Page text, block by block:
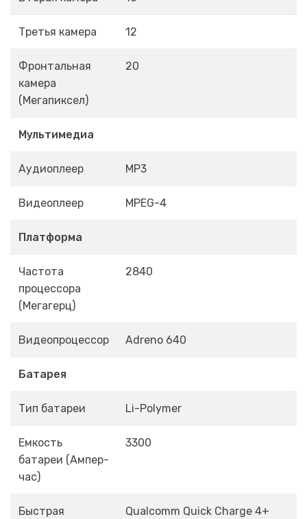
Третья камера 12
Фронтальная
камера
(Мегапиксел)
20
Мультимедиа
Аудиоплеер MP3
Видеоплеер MPEG-4
Платформа
Частота
процессора
(Мегагерц)
2840
Видеопроцессор Adreno 640
Батарея
Тип батареи Li-Polymer
Емкость
батареи (Ампер-
час)
3300
Быстрая
Qualcomm Quick Charge 4+